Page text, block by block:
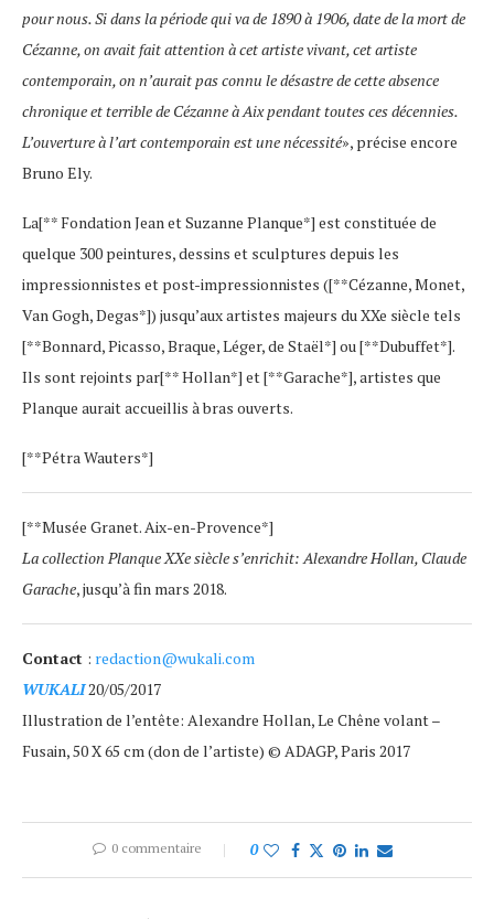
pour nous. Si dans la période qui va de 1890 à 1906, date de la mort de
Cézanne, on avait fait attention à cet artiste vivant, cet artiste
contemporain, on n’aurait pas connu le désastre de cette absence
chronique et terrible de Cézanne à Aix pendant toutes ces décennies.
L’ouverture à l’art contemporain est une nécessité», précise encore
Bruno Ely.
La[** Fondation Jean et Suzanne Planque*] est constituée de
quelque 300 peintures, dessins et sculptures depuis les
impressionnistes et post-impressionnistes ([**Cézanne, Monet,
Van Gogh, Degas*]) jusqu’aux artistes majeurs du XXe siècle tels
[**Bonnard, Picasso, Braque, Léger, de Staël*] ou [**Dubuffet*].
Ils sont rejoints par[** Hollan*] et [**Garache*], artistes que
Planque aurait accueillis à bras ouverts.
[**Pétra Wauters*]
[**Musée Granet. Aix-en-Provence*]
La collection Planque XXe siècle s’enrichit: Alexandre Hollan, Claude
Garache, jusqu’à fin mars 2018.
Contact : redaction@wukali.com
WUKALI20/05/2017
Illustration de l’entête: Alexandre Hollan, Le Chêne volant –
Fusain, 50 X 65 cm (don de l’artiste) © ADAGP, Paris 2017
0 commentaire 0